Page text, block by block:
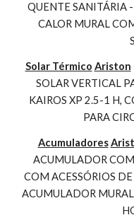
QUENTE SANITÁRIA
CALOR MURAL
Solar Térmico Ariston
SOLAR VERTICAL
KAIROS XP 2.5-1 H,
PARA
Acumuladores
ACUMULADOR
COM ACESSÓRIOS
ACUMULADOR